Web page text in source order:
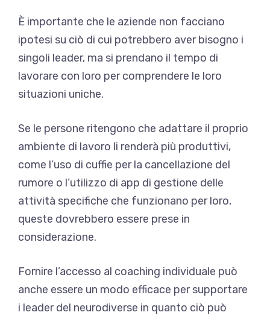
È importante che le aziende non facciano
ipotesi su ciò di cui potrebbero aver bisogno i
singoli leader, ma si prendano il tempo di
lavorare con loro per comprendere le loro
situazioni uniche.
Se le persone ritengono che adattare il proprio
ambiente di lavoro li renderà più produttivi,
come l’uso di cuffie per la cancellazione del
rumore o l’utilizzo di app di gestione delle
attività specifiche che funzionano per loro,
queste dovrebbero essere prese in
considerazione.
Fornire l’accesso al coaching individuale può
anche essere un modo efficace per supportare
i leader del neurodiverse in quanto ciò può